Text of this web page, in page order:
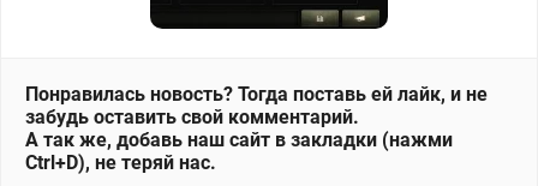
Понравилась новость? Тогда поставь ей лайк, и не
забудь оставить свой комментарий.
А так же, добавь наш сайт в закладки (нажми
Ctrl+D), не теряй нас.